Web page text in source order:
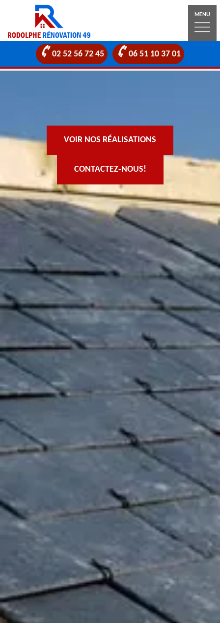
MENU
02 52 56 72 45 06 51 10 37 01
VOIR NOS RÉALISATIONS
CONTACTEZ-NOUS!